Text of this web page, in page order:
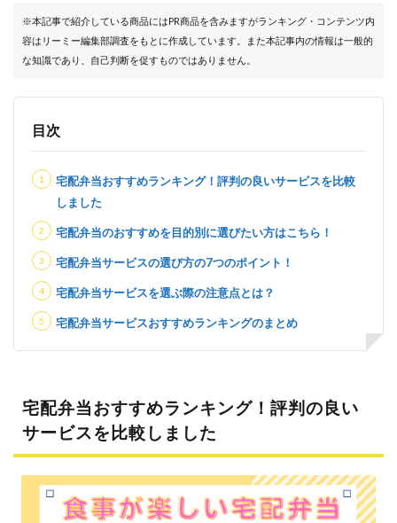
※本記事で紹介している商品にはPR商品を含みますがランキング・コンテンツ内
容はリーミー編集部調査をもとに作成しています。また本記事内の情報は一般的
な知識であり、自己判断を促すものではありません。
目次
宅配弁当おすすめランキング！評判の良いサービスを比較
しました
宅配弁当のおすすめを目的別に選びたい方はこちら！
宅配弁当サービスの選び方の7つのポイント！
宅配弁当サービスを選ぶ際の注意点とは？
宅配弁当サービスおすすめランキングのまとめ
宅配弁当おすすめランキング！評判の良い
サービスを比較しました